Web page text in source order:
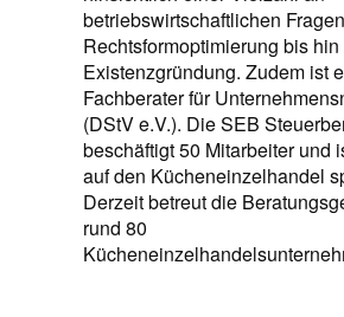
betriebswirtschaftlichen
Rechtsformoptimierung bis hin
Existenzgründung. Zudem ist
Fachberater für
(DStV e.V.). Die SEB
beschäftigt 50 Mitarbeiter und
auf den Kücheneinzelhandel
Derzeit betreut die
rund 80